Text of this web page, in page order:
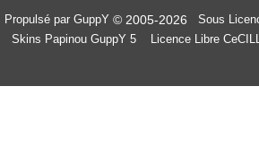
Propulsé par GuppY © 2005-2026
Sous
Skins Papinou GuppY 5
Licence Libre